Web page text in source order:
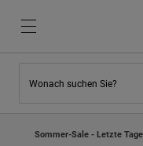
Neuzugänge
Neuzugänge
Wonach suchen Sie?
Sommer-Sale - Letzte